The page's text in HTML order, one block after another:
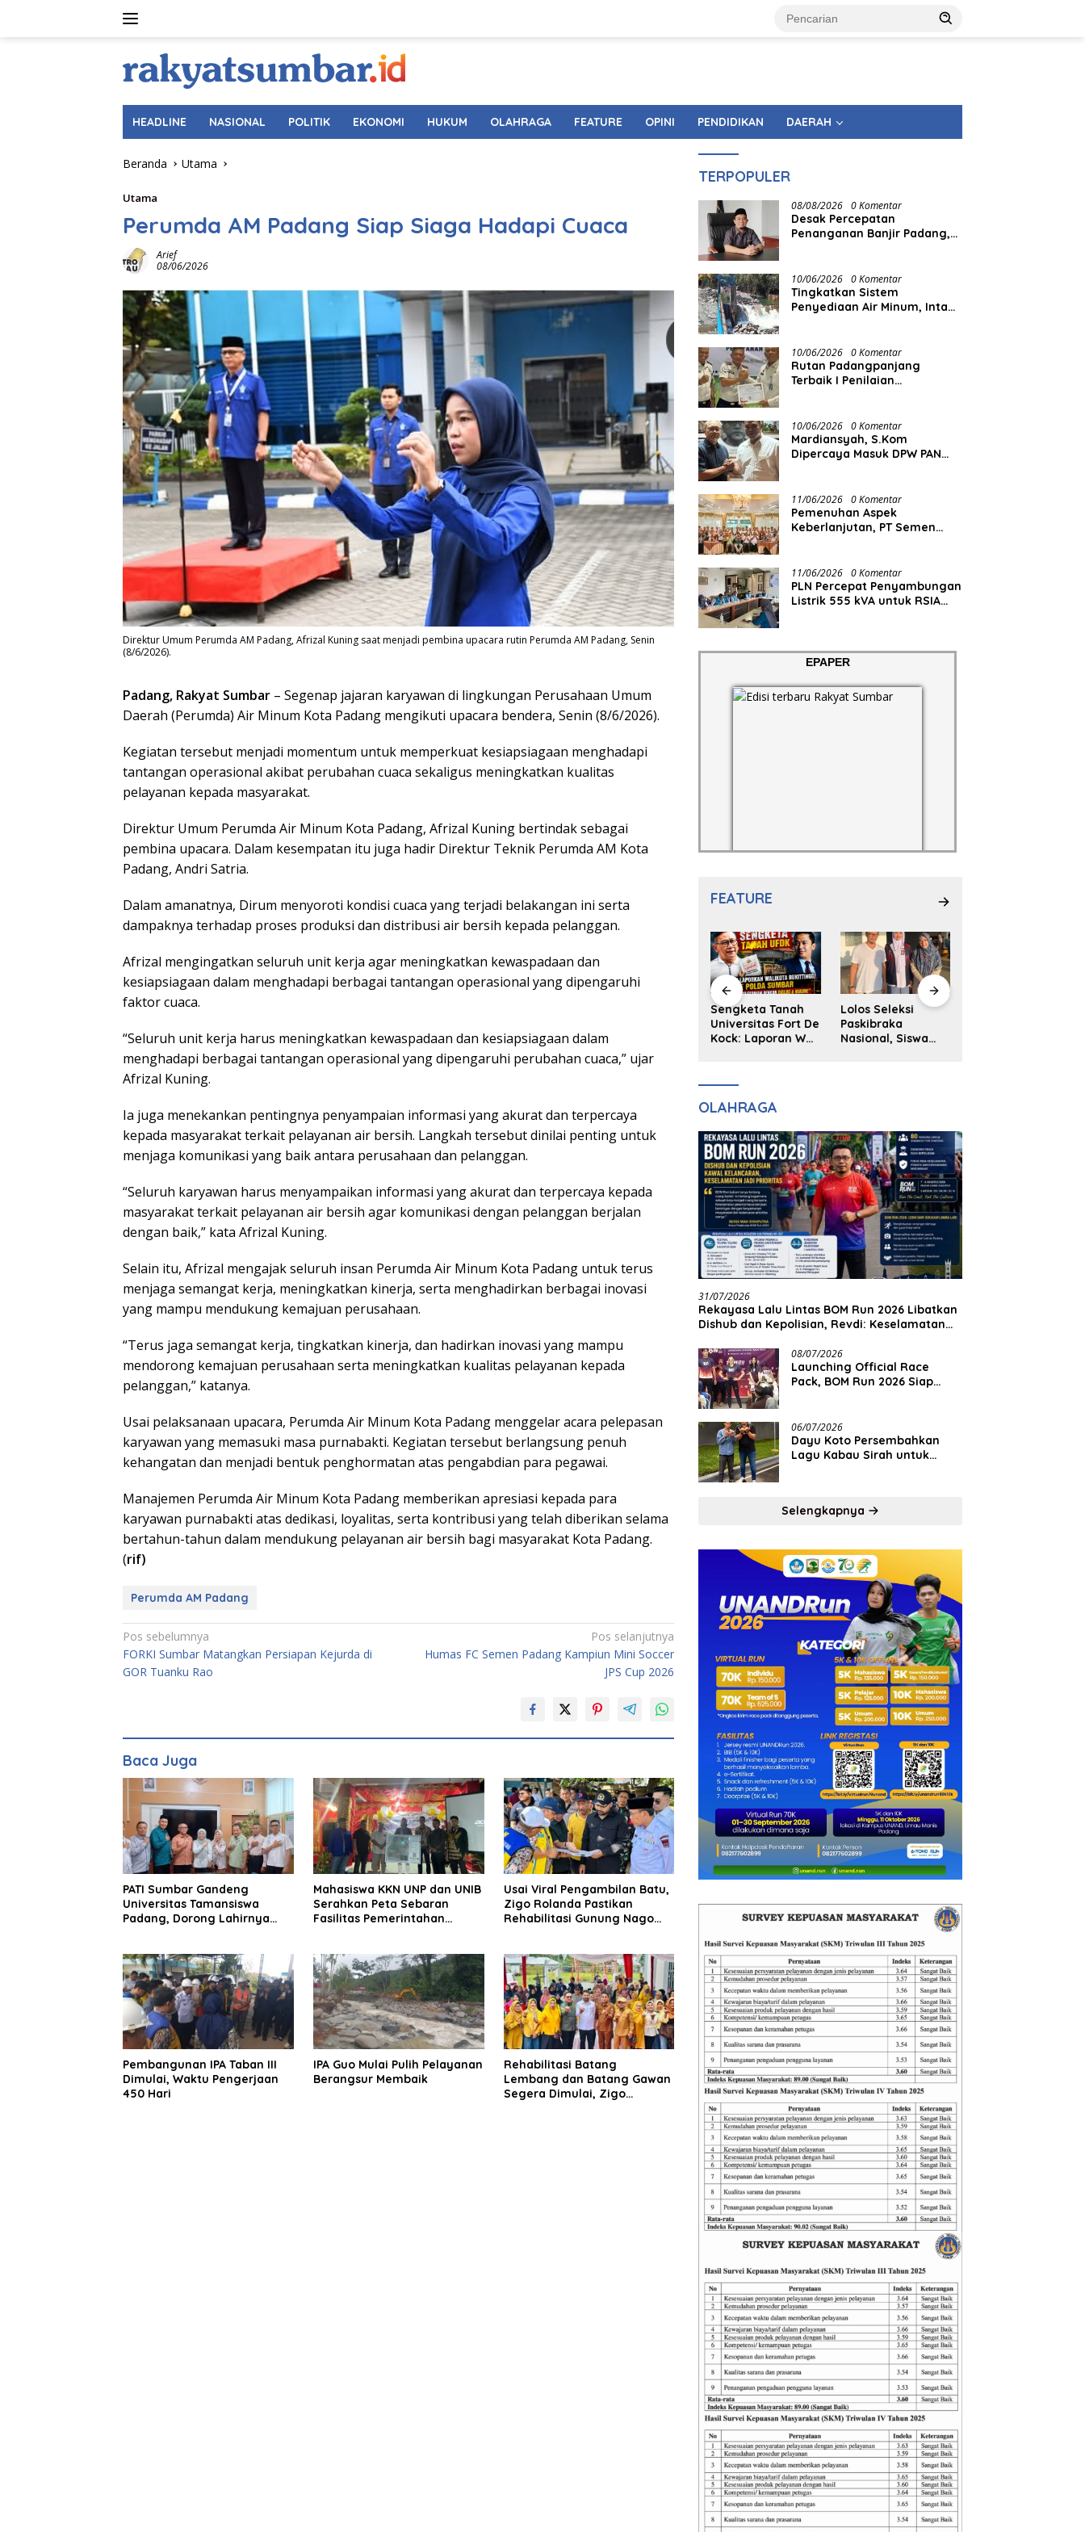
HEADLINE NASIONAL POLITIK EKONOMI HUKUM OLAHRAGA FEATURE OPINI PENDIDIKAN DAERAH
Beranda Utama
Utama
Perumda AM Padang Siap Siaga Hadapi Cuaca
Arief
08/06/2026
Direktur Umum Perumda AM Padang, Afrizal Kuning saat menjadi pembina upacara rutin Perumda AM Padang, Senin
(8/6/2026).
Padang, Rakyat Sumbar – Segenap jajaran karyawan di lingkungan Perusahaan Umum
Daerah (Perumda) Air Minum Kota Padang mengikuti upacara bendera, Senin (8/6/2026).
Kegiatan tersebut menjadi momentum untuk memperkuat kesiapsiagaan menghadapi
tantangan operasional akibat perubahan cuaca sekaligus meningkatkan kualitas
pelayanan kepada masyarakat.
Direktur Umum Perumda Air Minum Kota Padang, Afrizal Kuning bertindak sebagai
pembina upacara. Dalam kesempatan itu juga hadir Direktur Teknik Perumda AM Kota
Padang, Andri Satria.
Dalam amanatnya, Dirum menyoroti kondisi cuaca yang terjadi belakangan ini serta
dampaknya terhadap proses produksi dan distribusi air bersih kepada pelanggan.
Afrizal mengingatkan seluruh unit kerja agar meningkatkan kewaspadaan dan
kesiapsiagaan dalam menghadapi berbagai tantangan operasional yang dipengaruhi
faktor cuaca.
“Seluruh unit kerja harus meningkatkan kewaspadaan dan kesiapsiagaan dalam
menghadapi berbagai tantangan operasional yang dipengaruhi perubahan cuaca,” ujar
Afrizal Kuning.
Ia juga menekankan pentingnya penyampaian informasi yang akurat dan terpercaya
kepada masyarakat terkait pelayanan air bersih. Langkah tersebut dinilai penting untuk
menjaga komunikasi yang baik antara perusahaan dan pelanggan.
“Seluruh karyawan harus menyampaikan informasi yang akurat dan terpercaya kepada
masyarakat terkait pelayanan air bersih agar komunikasi dengan pelanggan berjalan
dengan baik,” kata Afrizal Kuning.
Selain itu, Afrizal mengajak seluruh insan Perumda Air Minum Kota Padang untuk terus
menjaga semangat kerja, meningkatkan kinerja, serta menghadirkan berbagai inovasi
yang mampu mendukung kemajuan perusahaan.
“Terus jaga semangat kerja, tingkatkan kinerja, dan hadirkan inovasi yang mampu
mendorong kemajuan perusahaan serta meningkatkan kualitas pelayanan kepada
pelanggan,” katanya.
Usai pelaksanaan upacara, Perumda Air Minum Kota Padang menggelar acara pelepasan
karyawan yang memasuki masa purnabakti. Kegiatan tersebut berlangsung penuh
kehangatan dan menjadi bentuk penghormatan atas pengabdian para pegawai.
Manajemen Perumda Air Minum Kota Padang memberikan apresiasi kepada para
karyawan purnabakti atas dedikasi, loyalitas, serta kontribusi yang telah diberikan selama
bertahun-tahun dalam mendukung pelayanan air bersih bagi masyarakat Kota Padang.
(rif)
Perumda AM Padang
Navigasi
pos
Pos sebelumnya
FORKI Sumbar Matangkan Persiapan Kejurda di
GOR Tuanku Rao
Pos selanjutnya
Humas FC Semen Padang Kampiun Mini Soccer
JPS Cup 2026
Baca Juga
PATI Sumbar Gandeng
Universitas Tamansiswa
Padang, Dorong Lahirnya
Mahasiswa KKN UNP dan UNIB
Serahkan Peta Sebaran
Fasilitas Pemerintahan
Usai Viral Pengambilan Batu,
Zigo Rolanda Pastikan
Rehabilitasi Gunung Nago
Pembangunan IPA Taban III
Dimulai, Waktu Pengerjaan
450 Hari
IPA Guo Mulai Pulih Pelayanan
Berangsur Membaik
Rehabilitasi Batang
Lembang dan Batang Gawan
Segera Dimulai, Zigo
TERPOPULER
08/08/2026 0 Komentar
Desak Percepatan
Penanganan Banjir Padang,
Kertas
10/06/2026 0 Komentar
Tingkatkan Sistem
Penyediaan Air Minum, Intake
10/06/2026 0 Komentar
Rutan Padangpanjang
Terbaik I Penilaian
10/06/2026 0 Komentar
Mardiansyah, S.Kom
Dipercaya Masuk DPW PAN
11/06/2026 0 Komentar
Pemenuhan Aspek
Keberlanjutan, PT Semen
Emisi GRK
11/06/2026 0 Komentar
PLN Percepat Penyambungan
Listrik 555 kVA untuk RSIA
EPAPER
FEATURE
Padangpanjang
999 Karya
Sulaiman Juned:
Lalu untuk Masa
Depan
Rumus Sederhana
Menulis Bahasa
Minang
Padang, Pedagang
dan Pengrajin
Tetap Bertahan
Sengketa Tanah
Universitas Fort De
Kock: Laporan Wali
Harapan Akan
Lolos Seleksi
Paskibraka
Nasional, Siswa
OLAHRAGA
31/07/2026
Rekayasa Lalu Lintas BOM Run 2026 Libatkan
Dishub dan Kepolisian, Revdi: Keselamatan
08/07/2026
Launching Official Race
Pack, BOM Run 2026 Siap
06/07/2026
Dayu Koto Persembahkan
Lagu Kabau Sirah untuk
Selengkapnya